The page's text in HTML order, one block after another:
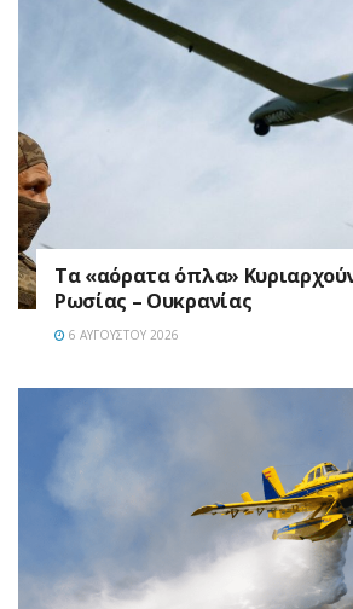
Τα «αόρατα όπλα»
Ρωσίας – Ουκρανίας
6 ΑΥΓΟΎΣΤΟΥ 2026